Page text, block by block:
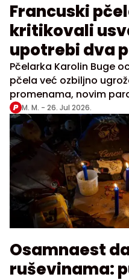
Francuski
kritikovali
upotrebi dva
Pčelarka Karolin Buge
pčela već ozbiljno
promenama, novim
M. M. - 26. Jul 2026.
Osamnaest
ruševinama: